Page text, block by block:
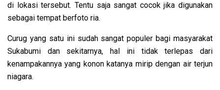
di lokasi tersebut. Tentu saja sangat cocok jika digunakan
sebagai tempat berfoto ria.
Curug yang satu ini sudah sangat populer bagi masyarakat
Sukabumi dan sekitarnya, hal ini tidak terlepas dari
kenampakannya yang konon katanya mirip dengan air terjun
niagara.